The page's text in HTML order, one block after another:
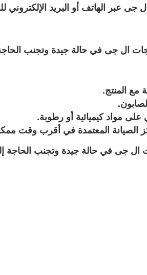
عبر الهاتف أو البريد الإلكتروني
ال جى في حالة جيدة وتجنب
مع المنتج.
مواد كيميائية أو رطوبة.
الصيانة المعتمدة في أقرب وقت
ال جى في حالة جيدة وتجنب الحاجة